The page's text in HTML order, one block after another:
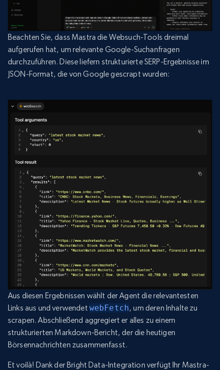
Beachten Sie, dass Mastra die Websuch-Tools dreimal
aufgerufen hat, um relevante Google-Suchanfragen
durchzuführen. Diese liefern strukturierte SERP-Ergebnisse im
JSON-Format, die von Google gescrapt wurden:
Aus diesen Ergebnissen wählt der Agent die relevantesten
Links aus und verwendet webFetch, um deren Inhalte zu
scrapen. Abschließend aggregiert er alles zu einem
strukturierten Markdown-Bericht, der die heutigen
Börsennachrichten zusammenfasst.
Et voilà! Dank der Bright Data-Integration verfügt Ihr Mastra-